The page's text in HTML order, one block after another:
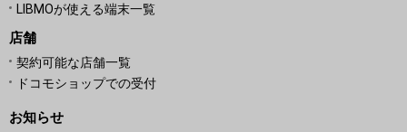
LIBMOが使える端末一覧
店舗
契約可能な店舗一覧
ドコモショップでの受付
お知らせ